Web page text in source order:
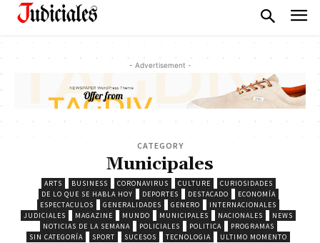
- Advertisement -
CATEGORY
Municipales
ARTS BUSINESS CORONAVIRUS CULTURE
CURIOSIDADES
DE LO QUE SE HABLA HOY
DEPORTES DESTACADO
ECONOMÍA
ESPECTACULOS
GENERALIDADES GENERO
INTERNACIONALES
JUDICIALES
MAGAZINE MUNDO MUNICIPALES NACIONALES
NEWS
NOTICIAS DE LA SEMANA
POLICIALES POLITICA
PROGRAMAS
SIN CATEGORÍA
SPORT SUCESOS TECNOLOGIA ULTIMO MOMENTO